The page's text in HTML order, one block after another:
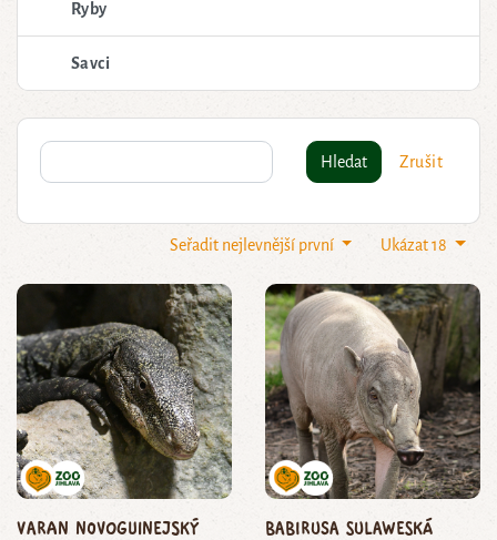
Ryby
Savci
Hledat Zrušit
Ukázat 18
Seřadit nejlevnější první
varan novoguinejský babirusa sulaweská